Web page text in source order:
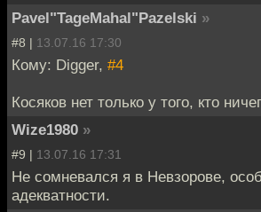
Pavel"TageMahal"Pazelski »
#8 | 13.07.16 17:30
Кому: Digger, #4
Косяков нет только у того, кто
Wize1980 »
#9 | 13.07.16 17:31
Не сомневался я в Невзорове,
адекватности.